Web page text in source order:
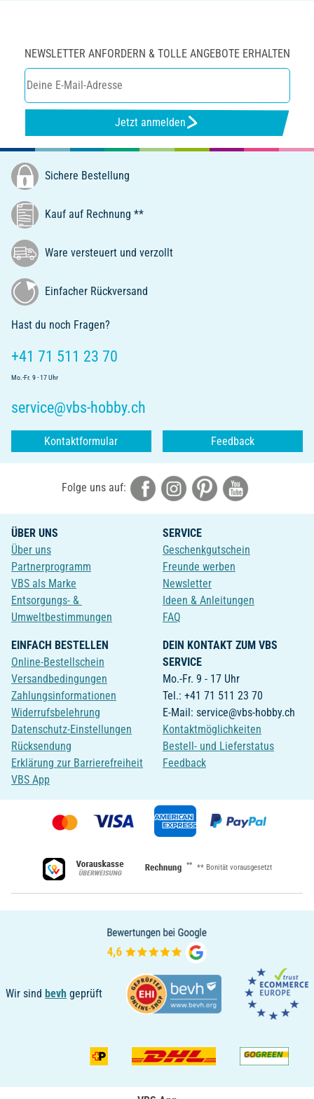
NEWSLETTER ANFORDERN & TOLLE ANGEBOTE ERHALTEN
Jetzt anmelden
Sichere Bestellung
Kauf auf Rechnung **
Ware versteuert und verzollt
Einfacher Rückversand
Hast du noch Fragen?
+41 71 511 23 70
Mo.-Fr. 9 - 17 Uhr
service@vbs-hobby.ch
Kontaktformular Feedback
Folge uns auf:
ÜBER UNS
Über uns
Partnerprogramm
VBS als Marke
Entsorgungs- &
Umweltbestimmungen
SERVICE
Geschenkgutschein
Freunde werben
Newsletter
Ideen & Anleitungen
FAQ
EINFACH BESTELLEN
Online-Bestellschein
Versandbedingungen
Zahlungsinformationen
Widerrufsbelehrung
Datenschutz-Einstellungen
Rücksendung
Erklärung zur Barrierefreiheit
VBS App
DEIN KONTAKT ZUM VBS
SERVICE
Mo.-Fr. 9 - 17 Uhr
Tel.: +41 71 511 23 70
E-Mail: service@vbs-hobby.ch
Kontaktmöglichkeiten
Bestell- und Lieferstatus
Feedback
** ** Bonität vorausgesetzt
Wir sind bevh geprüft